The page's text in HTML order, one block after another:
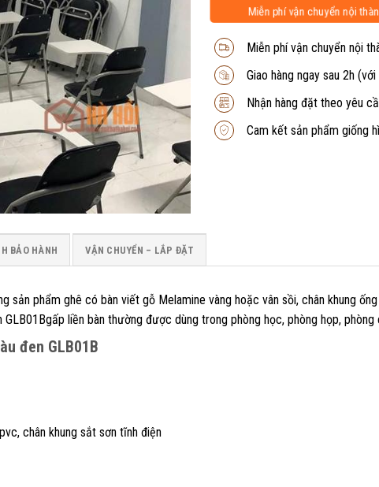
Miễn phí vận chuyển nội
Miễn phí vận chuyển nội
Giao hàng ngay sau 2h
Nhận hàng đặt theo yêu
Cam kết sản phẩm giống
BẢO HÀNH VẬN CHUYỂN – LẮP ĐẶT
sản phẩm ghê có bàn viết gỗ Melamine vàng hoặc vân sồi, chân khung
GLB01Bgấp liền bàn thường được dùng trong phòng học, phòng họp, phòng
đen GLB01B
chân khung sắt sơn tĩnh điện